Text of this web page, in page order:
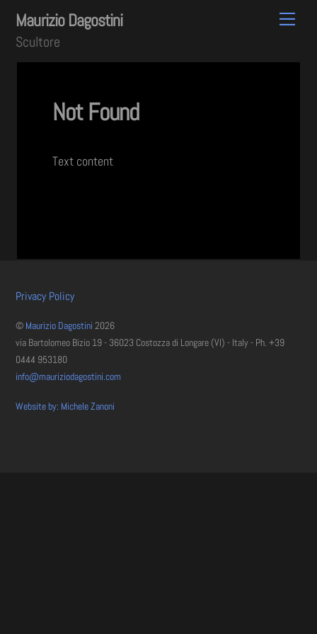
Skip
content
Maurizio Dagostini
Scultore
Not Found
Text content
Privacy Policy
© Maurizio Dagostini 2026
via Bartolomeo Bizio 19 - 36023 Costozza di Longare (VI) - Italy - Ph. +39
0444 953180
info@mauriziodagostini.com
Website by: Michele Zanoni